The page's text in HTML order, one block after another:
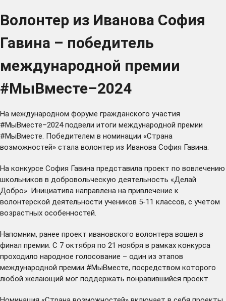
Волонтер из Иванова София
Гавина – победитель
международной премии
#МыВместе–2024
На международном форуме гражданского участия
#МыВместе–2024 подвели итоги международной премии
#МыВместе . Победителем в номинации «Страна
возможностей» стала волонтер из Иванова София Гавина
На конкурсе София Гавина представила проект по вовлечению
школьников в добровольческую деятельность «Делай
Добро». Инициатива направлена на привлечение к
волонтерской деятельности учеников 5-11 классов, с учетом
возрастных особенностей.
Напомним, ранее проект ивановского волонтера вошел в
финал премии. С 7 октября по 21 ноября в рамках конкурса
проходило народное голосование – один из этапов
международной премии #МыВместе, посредством которого
любой желающий мог поддержать понравившийся проект.